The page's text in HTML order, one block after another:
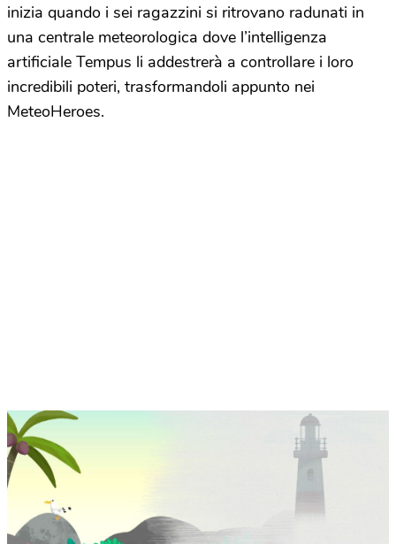
inizia quando i sei ragazzini si ritrovano radunati in
una centrale meteorologica dove l’intelligenza
artificiale Tempus li addestrerà a controllare i loro
incredibili poteri, trasformandoli appunto nei
MeteoHeroes.